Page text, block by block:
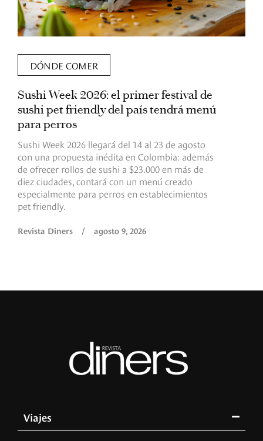
DÓNDE COMER
Sushi Week 2026: el primer festival de
sushi pet friendly del país tendrá menú
para perros
Sushi Week 2026 llegará del 14 al 23 de agosto
con una propuesta inédita en Colombia: además
de ofrecer rollos de sushi a $23.000 en más de
diez ciudades, contará con un menú creado
especialmente para perros en establecimientos
pet friendly.
Revista Diners / agosto 9, 2026
Viajes